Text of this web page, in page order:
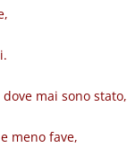
mai sono stato,
meno fave,